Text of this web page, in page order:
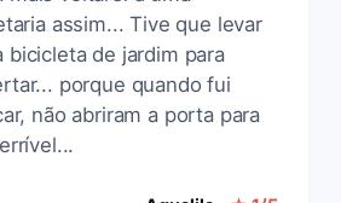
assim... Tive que levar
bicicleta de jardim para
porque quando fui
não abriram a porta para